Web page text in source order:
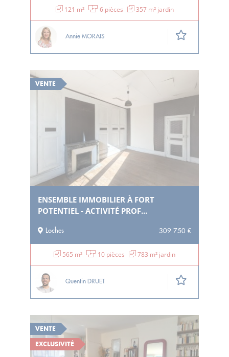
121 m² 6 pièces 357 m² jardin
Annie MORAIS
VENTE
ENSEMBLE IMMOBILIER À FORT
POTENTIEL - ACTIVITÉ PROF...
Loches 309 750 €
565 m² 10 pièces 783 m² jardin
Quentin DRUET
VENTE
EXCLUSIVITÉ